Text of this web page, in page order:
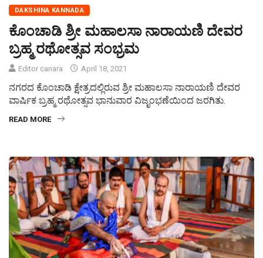
DAKSHINA KANNADA
ಕೊಂಚಾಡಿ ಶ್ರೀ ಮಹಾಲಸಾ ನಾರಾಯಣಿ ದೇವರ
ಬ್ರಹ್ಮ ರಥೋತ್ಸವ ಸಂಭ್ರಮ
Editor canara April 18, 2021
ನಗರದ ಕೊಂಚಾಡಿ ಕ್ಷೇತ್ರದಲ್ಲಿರುವ ಶ್ರೀ ಮಹಾಲಸಾ ನಾರಾಯಣಿ ದೇವರ
ವಾರ್ಷಿಕ ಬ್ರಹ್ಮ ರಥೋತ್ಸವ ಭಾನುವಾರ ವಿಜೃಂಭಣೆಯಿಂದ ಜರಗಿತು.
READ MORE